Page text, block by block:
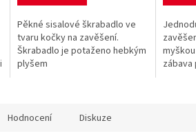
Pěkné sisalové škrabadlo ve
tvaru kočky na zavěšení.
Škrabadlo je potaženo hebkým
plyšem
zábava
Hodnocení Diskuze